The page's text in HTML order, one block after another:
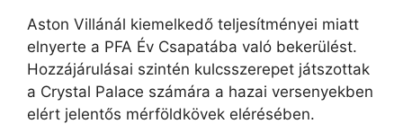
Aston Villánál kiemelkedő teljesítményei miatt
elnyerte a PFA Év Csapatába való bekerülést.
Hozzájárulásai szintén kulcsszerepet játszottak
a Crystal Palace számára a hazai versenyekben
elért jelentős mérföldkövek elérésében.